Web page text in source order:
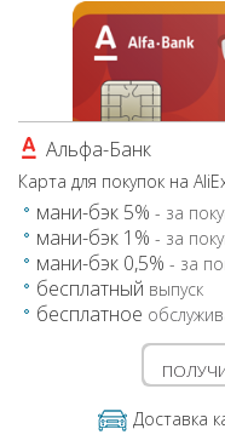
РРБ-Банк
Сбербанк
СтатусБанк
Технобанк
Альфа-Банк
Карта для покупок на
мани-бэк 5% - за
мани-бэк 1% - за
мани-бэк 0,5% - за
бесплатный выпуск
бесплатное
Доставка